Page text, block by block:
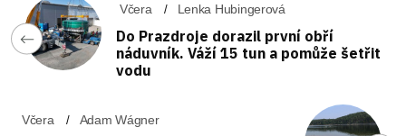
Včera Lenka Hubingerová
Do Prazdroje dorazil první obří
náduvník. Váží 15 tun a pomůže šetřit
vodu
Včera Adam Wágner